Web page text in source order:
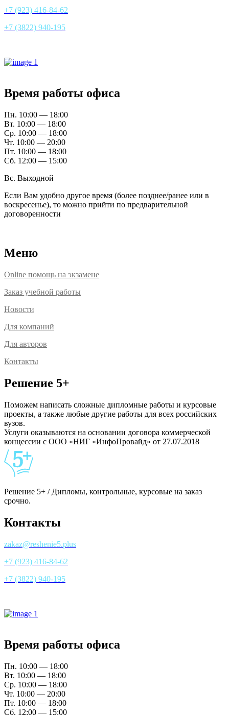
+7 (923) 416-84-62
+7 (3822) 940-195
Время работы офиса
Пн. 10:00 — 18:00
Вт. 10:00 — 18:00
Ср. 10:00 — 18:00
Чт. 10:00 — 20:00
Пт. 10:00 — 18:00
Сб. 12:00 — 15:00
Вс. Выходной
Если Вам удобно другое время (более позднее/ранее или в
воскресенье), то можно прийти по предварительной
договоренности
Меню
Online помощь на экзамене
Заказ учебной работы
Новости
Для компаний
Для авторов
Контакты
Решение 5+
Поможем написать сложные дипломные работы и курсовые
проекты, а также любые другие работы для всех российских
вузов.
Услуги оказываются на основании договора коммерческой
концессии с ООО «НИГ «ИнфоПровайд» от 27.07.2018
Решение 5+ / Дипломы, контрольные, курсовые на заказ
срочно.
Контакты
zakaz@reshenie5.plus
+7 (923) 416-84-62
+7 (3822) 940-195
Время работы офиса
Пн. 10:00 — 18:00
Вт. 10:00 — 18:00
Ср. 10:00 — 18:00
Чт. 10:00 — 20:00
Пт. 10:00 — 18:00
Сб. 12:00 — 15:00